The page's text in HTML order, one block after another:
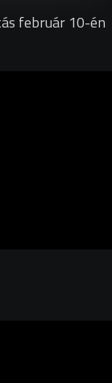
február 10-én